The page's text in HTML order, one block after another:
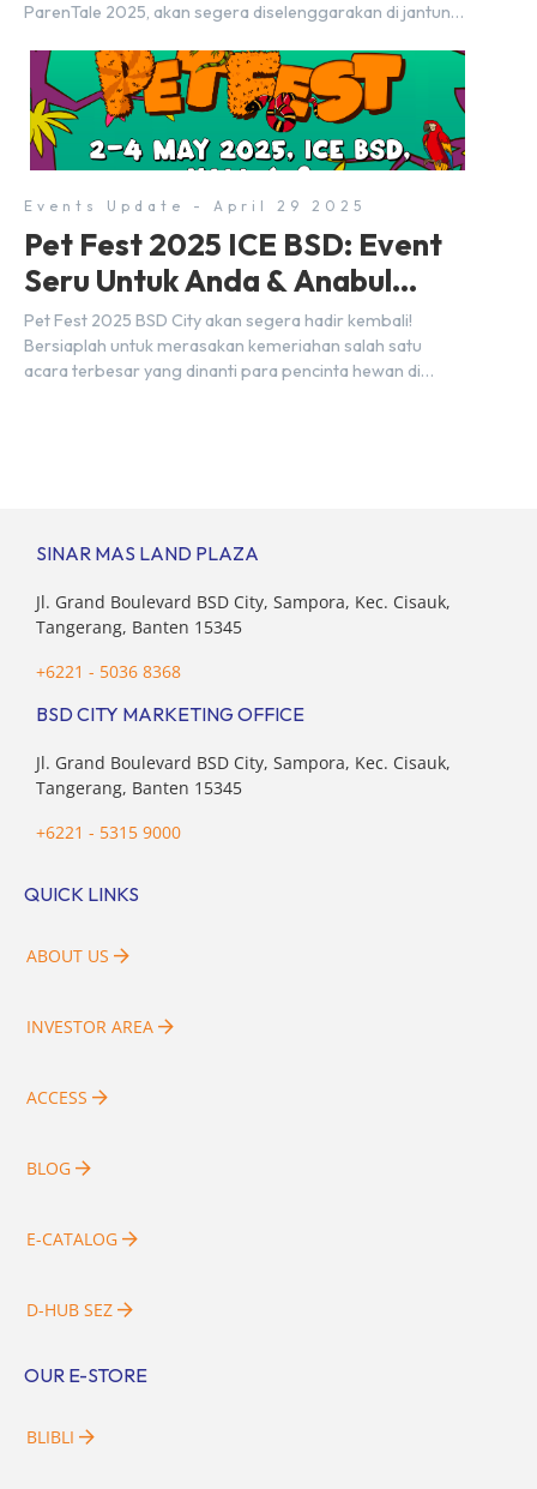
ParenTale 2025, akan segera diselenggarakan di jantung
5, ICE BSD, acara ini akan berlangsung selama tiga hari
penuh, yaitu pada 2 hingga 4 Mei 2025. Diselenggarakan
oleh Parentstory dan […]
Events Update - April 29 2025
Pet Fest 2025 ICE BSD: Event
Seru Untuk Anda & Anabul
Kesayangan!
Pet Fest 2025 BSD City akan segera hadir kembali!
Bersiaplah untuk merasakan kemeriahan salah satu
acara terbesar yang dinanti para pencinta hewan di
SINAR MAS LAND PLAZA
Jl. Grand Boulevard BSD City, Sampora, Kec. Cisauk,
Tangerang, Banten 15345
+6221 - 5036 8368
BSD CITY MARKETING OFFICE
Jl. Grand Boulevard BSD City, Sampora, Kec. Cisauk,
Tangerang, Banten 15345
+6221 - 5315 9000
QUICK LINKS
ABOUT US
INVESTOR AREA
ACCESS
BLOG
E-CATALOG
D-HUB SEZ
OUR E-STORE
BLIBLI